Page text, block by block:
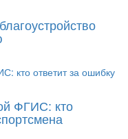
ФГИС: кто